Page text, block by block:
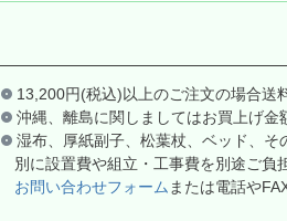
13,200円(税込)以上のご注文の場合送
沖縄、離島に関しましてはお買上げ金
湿布、厚紙副子、松葉杖、ベッド、
別に設置費や組立・工事費を別途ご負
お問い合わせフォーム または電話や